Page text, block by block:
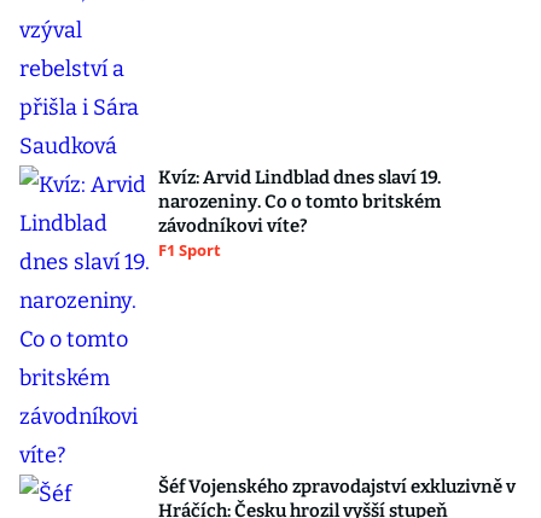
Kvíz: Arvid Lindblad dnes slaví 19.
narozeniny. Co o tomto britském
závodníkovi víte?
F1 Sport
Šéf Vojenského zpravodajství exkluzivně v
Hráčích: Česku hrozil vyšší stupeň